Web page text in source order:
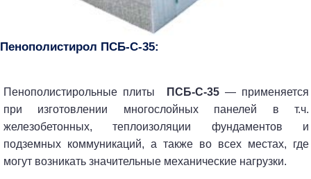
Пенополистирол ПСБ-С-35:
Пенополистирольные плиты ПСБ-C-35— применяется
при изготовлении многослойных панелей в т.ч.
железобетонных, теплоизоляции фундаментов и
подземных коммуникаций, а также во всех местах, где
могут возникать значительные механические нагрузки.